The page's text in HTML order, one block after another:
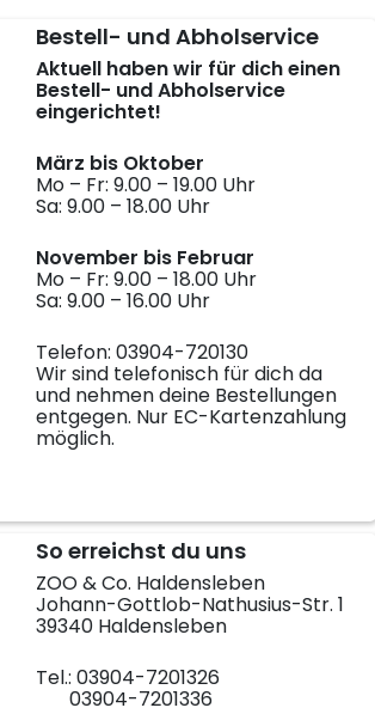
Bestell- und Abholservice
Aktuell haben wir für dich einen
Bestell- und Abholservice
eingerichtet!
März bis Oktober
Mo – Fr: 9.00 – 19.00 Uhr
Sa: 9.00 – 18.00 Uhr
November bis Februar
Mo – Fr: 9.00 – 18.00 Uhr
Sa: 9.00 – 16.00 Uhr
Telefon: 03904-720130
Wir sind telefonisch für dich da
und nehmen deine Bestellungen
entgegen. Nur EC-Kartenzahlung
möglich.
So erreichst du uns
ZOO & Co. Haldensleben
Johann-Gottlob-Nathusius-Str. 1
39340 Haldensleben
Tel.: 03904-7201326
03904-7201336